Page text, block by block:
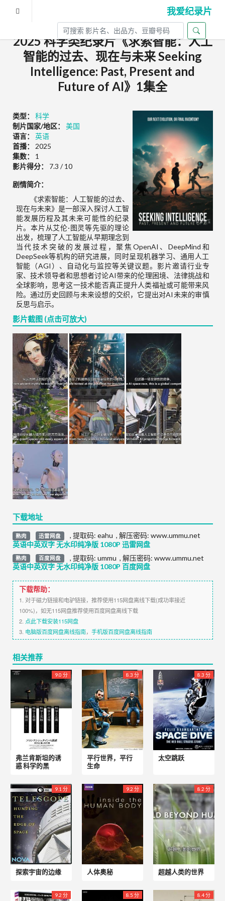
我爱纪录片
2025 科学类纪录片《求索智能：人工
智能的过去、现在与未来 Seeking
Intelligence: Past, Present and
Future of AI》1集全
类型：
科学
制片国家/地区：
美国
语言：
英语
首播：
2025
集数：
1
影片得分：
7.3 / 10
剧情简介：
《求索智能：人工智能的过去、
现在与未来》是一部深入探讨人工智
能发展历程及其未来可能性的纪录
片。本片从艾伦·图灵等先驱的理论
出发，梳理了人工智能从早期理念到
当代技术突破的发展过程，聚焦OpenAI、DeepMind和
DeepSeek等机构的研究进展，同时呈现机器学习、通用人工
智能（AGI）、自动化与监控等关键议题。影片邀请行业专
家、技术领导者和思想者讨论AI带来的伦理困境、法律挑战和
全球影响，思考这一技术能否真正提升人类福祉或可能带来风
险。通过历史回顾与未来设想的交织，它提出对AI未来的审慎
反思与启示。
影片截图 (点击可放大)
下载地址
熟肉 迅雷网盘
英语中英双字 无水印纯净版 1080P 迅雷网盘
, 提取码: eahu , 解压密码: www.ummu.net
熟肉 百度网盘
英语中英双字 无水印纯净版 1080P 百度网盘
, 提取码: ummu , 解压密码: www.ummu.net
下载帮助：
1. 对于磁力链接和电驴链接，推荐使用115网盘离线下载(成功率接近
100%)，如无115网盘推荐使用百度网盘离线下载
2. 点此下载安装115网盘
3. 电脑版百度网盘离线指南， 手机版百度网盘离线指南
相关推荐
9.0 分
弗兰肯斯坦的诱
惑 科学的黑
8.3 分
平行世界，平行
生命
8.3 分
太空跳跃
9.1 分
探索宇宙的边缘
9.2 分
人体奥秘
8.2 分
超越人类的世界
9.2 分 8.5 分 8.4 分